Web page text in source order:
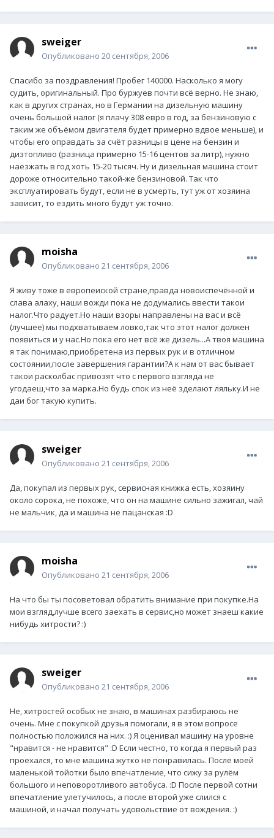
sweiger
Опубликовано 20 сентября, 2006
Спасибо за поздравления! Пробег 140000. Насколько я могу
судить, оригинальный. Про буржуев почти всё верно. Не знаю,
как в других странах, но в Германии на дизельную машину
очень большой налог (я плачу 308 евро в год, за бензиновую с
таким же объёмом двигателя будет примерно вдвое меньше), и
чтобы его оправдать за счёт разницы в цене на бензин и
дизтопливо (разница примерно 15-16 центов за литр), нужно
наезжать в год хоть 15-20 тысяч. Ну и дизельная машина стоит
дороже относительно такой-же бензиновой. Так что
эксплуатировать будут, если не в усмерть, тут уж от хозяина
зависит, то ездить много будут уж точно.
moisha
Опубликовано 21 сентября, 2006
Я живу тоже в европеиской стране,правда новоиспечённой и
слава алаху, наши вожди пока не додумались ввести такои
налог.Что радует.Но наши взоры направлены на вас и всё
(лучшее) мы подхватываем ловко,так что этот налог должен
появиться и у нас.Но пока его нет всё же дизель...А твоя машина
я так понимаю,приобретена из первых рук и в отличном
состоянии,после завершения гарантии?А к нам от вас бывает
такои расколбас привозят что с первого взгляда не
угодаеш,что за марка.Но будь спок из неё зделают ляльку.И не
даи бог такую купить.
sweiger
Опубликовано 21 сентября, 2006
Да, покупал из первых рук, сервисная книжка есть, хозяину
около сорока, не похоже, что он на машине сильно зажигал, чай
не мальчик, да и машина не пацанская :D
moisha
Опубликовано 21 сентября, 2006
На что бы ты посоветовал обратить внимание при покупке.На
мои взгляд,лучше всего заехать в сервис,но может знаеш какие
нибудь хитрости? :)
sweiger
Опубликовано 21 сентября, 2006
Не, хитростей особых не знаю, в машинах разбираюсь не
очень. Мне с покупкой друзья помогали, я в этом вопросе
полностью положился на них. :) Я оценивал машину на уровне
"нравится - не нравится" :D Если честно, то когда я первый раз
проехался, то мне машина жутко не понравилась. После моей
маленькой тойотки было впечатление, что сижу за рулём
большого и неповоротливого автобуса. :D После первой сотни
впечатление улетучилось, а после второй уже слился с
машиной, и начал получать удовольствие от вождения. :)